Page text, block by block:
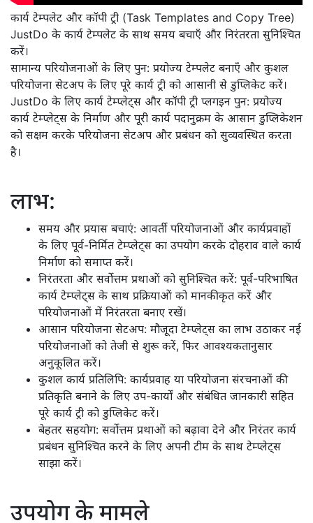
कार्य टेम्पलेट और कॉपी ट्री (Task Templates and Copy Tree)
JustDo के कार्य टेम्पलेट के साथ समय बचाएँ और निरंतरता सुनिश्चित
करें।
सामान्य परियोजनाओं के लिए पुन: प्रयोज्य टेम्पलेट बनाएँ और कुशल
परियोजना सेटअप के लिए पूरे कार्य ट्री को आसानी से डुप्लिकेट करें।
JustDo के लिए कार्य टेम्प्लेट्स और कॉपी ट्री प्लगइन पुन: प्रयोज्य
कार्य टेम्प्लेट्स के निर्माण और पूरी कार्य पदानुक्रम के आसान डुप्लिकेशन
को सक्षम करके परियोजना सेटअप और प्रबंधन को सुव्यवस्थित करता
है।
लाभ:
समय और प्रयास बचाएं: आवर्ती परियोजनाओं और कार्यप्रवाहों
के लिए पूर्व-निर्मित टेम्प्लेट्स का उपयोग करके दोहराव वाले कार्य
निर्माण को समाप्त करें।
निरंतरता और सर्वोत्तम प्रथाओं को सुनिश्चित करें: पूर्व-परिभाषित
कार्य टेम्प्लेट्स के साथ प्रक्रियाओं को मानकीकृत करें और
परियोजनाओं में निरंतरता बनाए रखें।
आसान परियोजना सेटअप: मौजूदा टेम्प्लेट्स का लाभ उठाकर नई
परियोजनाओं को तेजी से शुरू करें, फिर आवश्यकतानुसार
अनुकूलित करें।
कुशल कार्य प्रतिलिपि: कार्यप्रवाह या परियोजना संरचनाओं की
प्रतिकृति बनाने के लिए उप-कार्यों और संबंधित जानकारी सहित
पूरे कार्य ट्री को डुप्लिकेट करें।
बेहतर सहयोग: सर्वोत्तम प्रथाओं को बढ़ावा देने और निरंतर कार्य
प्रबंधन सुनिश्चित करने के लिए अपनी टीम के साथ टेम्प्लेट्स
साझा करें।
उपयोग के मामले